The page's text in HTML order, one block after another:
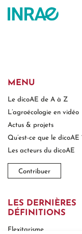
MENU
Le dicoAE de A à Z
L’agroécologie en vidéo
Actus & projets
Qu’est-ce que le dicoAE
Les acteurs du dicoAE
Contribuer
LES DERNIÈRES
DÉFINITIONS
Flexitarisme